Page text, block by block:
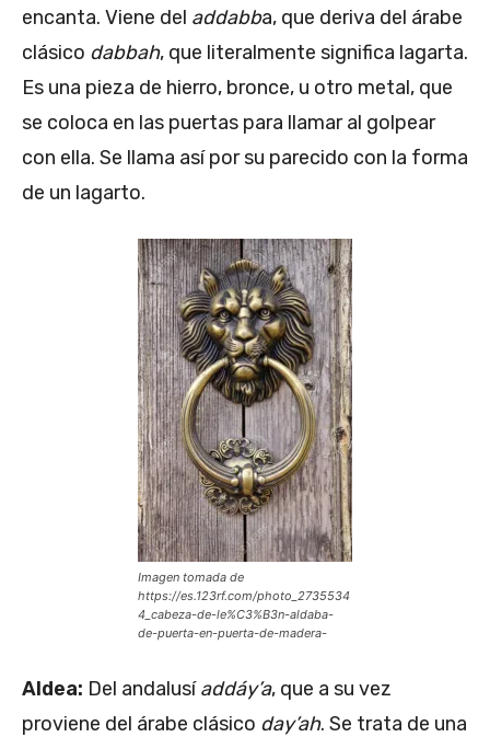
encanta. Viene del addabba, que deriva del árabe
clásico dabbah, que literalmente significa lagarta.
Es una pieza de hierro, bronce, u otro metal, que
se coloca en las puertas para llamar al golpear
con ella. Se llama así por su parecido con la forma
de un lagarto.
Imagen tomada de
https://es.123rf.com/photo_2735534
4_cabeza-de-le%C3%B3n-aldaba-
de-puerta-en-puerta-de-madera-
Aldea: Del andalusíaddáy’a, que a su vez
proviene del árabe clásico day’ah. Se trata de una